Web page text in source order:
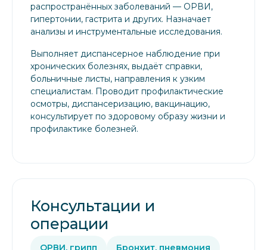
распространённых заболеваний — ОРВИ,
гипертонии, гастрита и других. Назначает
анализы и инструментальные исследования.
Выполняет диспансерное наблюдение при
хронических болезнях, выдаёт справки,
больничные листы, направления к узким
специалистам. Проводит профилактические
осмотры, диспансеризацию, вакцинацию,
консультирует по здоровому образу жизни и
профилактике болезней.
Консультации и
операции
ОРВИ, грипп Бронхит, пневмония